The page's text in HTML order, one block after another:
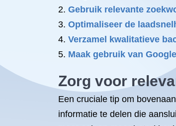
Gebruik relevante
Optimaliseer de
Verzamel kwalitatieve
Maak gebruik van
Zorg voor
Een cruciale tip om
informatie te delen die